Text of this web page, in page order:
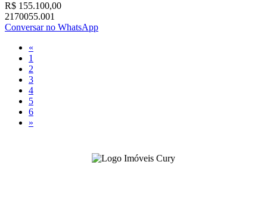
R$ 155.100,00
2170055.001
Conversar no WhatsApp
«
1
2
3
4
5
6
»